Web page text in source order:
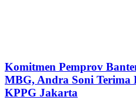
Komitmen Pemprov
MBG, Andra Soni Terima
KPPG Jakarta